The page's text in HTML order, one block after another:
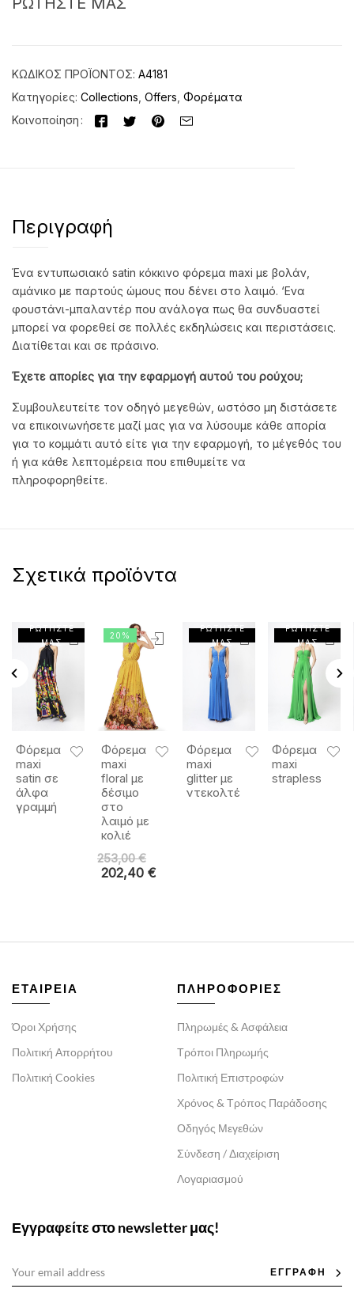
ΚΩΔΙΚΌΣ ΠΡΟΪΌΝΤΟΣ: Α4181
Κατηγορίες: Collections Offers Φορέματα
Κοινοποίηση
Περιγραφή
Ένα εντυπωσιακό satin κόκκινο φόρεμα maxi με βολάν,
αμάνικο με παρτούς ώμους που δένει στο λαιμό. ‘Ενα
φουστάνι-μπαλαντέρ που ανάλογα πως θα συνδυαστεί
μπορεί να φορεθεί σε πολλές εκδηλώσεις και περιστάσεις.
Διατίθεται και σε πράσινο.
Έχετε απορίες για την εφαρμογή αυτού του ρούχου;
Συμβουλευτείτε τον οδηγό μεγεθών, ωστόσο μη διστάσετε
να επικοινωνήσετε μαζί μας για να λύσουμε κάθε απορία
για το κομμάτι αυτό είτε για την εφαρμογή, το μέγεθός του
ή για κάθε λεπτομέρεια που επιθυμείτε να
πληροφορηθείτε.
Σχετικά προϊόντα
ΡΩΤΗΣΤΕ
ΜΑΣ
Φόρεμα
maxi
satin σε
άλφα
γραμμή
20%
Φόρεμα
maxi
floral με
δέσιμο
στο
λαιμό με
κολιέ
253,00€
202,40€
ΡΩΤΗΣΤΕ
ΜΑΣ
Φόρεμα
maxi
glitter με
ντεκολτέ
ΡΩΤΗΣΤΕ
ΜΑΣ
Φόρεμα
maxi
strapless
ΕΤΑΙΡΕΙΑ
Όροι Χρήσης
Πολιτική Απορρήτου
Πολιτική Cookies
ΠΛΗΡΟΦΟΡΙΕΣ
Πληρωμές & Ασφάλεια
Τρόποι Πληρωμής
Πολιτική Επιστροφών
Χρόνος & Τρόπος Παράδοσης
Οδηγός Μεγεθών
Σύνδεση / Διαχείριση
Λογαριασμού
Εγγραφείτε στο newsletter μας!
ΕΓΓΡΑΦΗ